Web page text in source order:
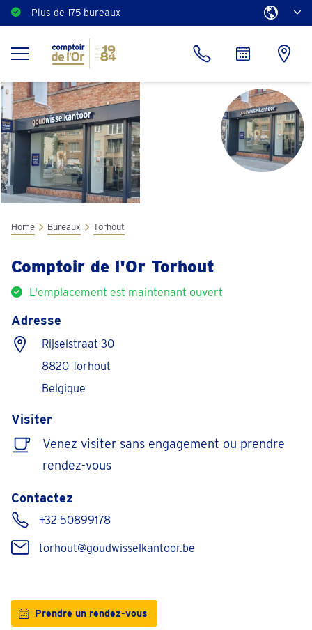
Plus de 175 bureaux
Estimation gratuite
Home Bureaux Torhout
Comptoir de l'Or Torhout
L'emplacement est maintenant ouvert
Adresse
Rijselstraat 30
8820 Torhout
Belgique
Visiter
Venez visiter sans engagement ou prendre
rendez-vous
Contactez
+32 50899178
torhout@goudwisselkantoor.be
Prendre un rendez-vous